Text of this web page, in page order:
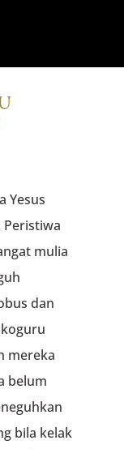
Yesus
Peristiwa
mulia
dan
mereka
belum
bila kelak